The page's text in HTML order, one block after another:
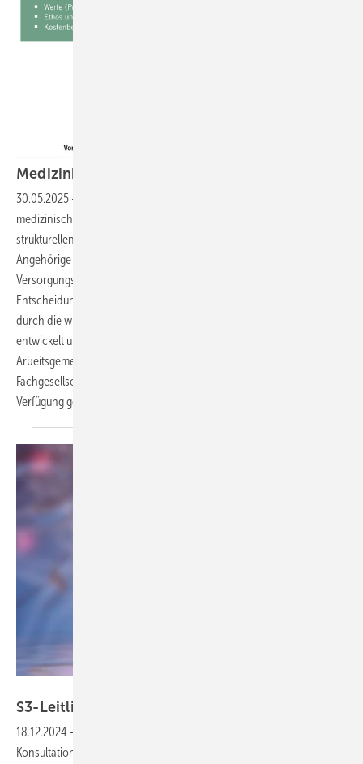
Medizinische Leitlinien in
30.05.2025 -
medizinischen Versorgungsentscheidungen und tragen zur
strukturellen Weiterentwicklung des Versorgungssystems bei.
Angehörige der Gesundheitsberufe werden in ihrer
Versorgungskompetenz gestärkt und Patientinnen/Patienten für ihre
Entscheidungsfindung informiert. Leitlinien werden in Deutschland
durch die wissenschaftlichen medizinischen Fachgesellschaften
entwickelt und über das qualitätsgesicherte Leitlinienregister der
Arbeitsgemeinschaft der Medizinisch Wissenschaftlichen
Fachgesellschaften (AWMF e. V.) der Öffentlichkeit kostenfrei zur
Verfügunggestellt.
S3-Leitlinie zum
18.12.2024 -
Konsultationsfassung zur Version 4 auf der Website des